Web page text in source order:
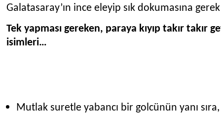
Galatasaray’ın ince eleyip sık dokumasına
Tek yapması gereken, paraya kıyıp takır takır
isimleri…
Mutlak suretle yabancı bir golcünün yanı sıra,